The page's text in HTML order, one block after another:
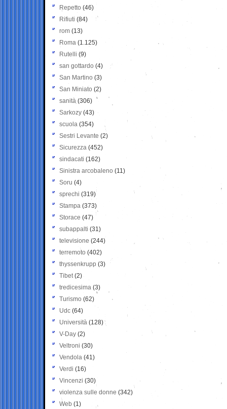
Repetto (46)
Rifiuti (84)
rom (13)
Roma (1.125)
Rutelli (9)
san gottardo (4)
San Martino (3)
San Miniato (2)
sanità (306)
Sarkozy (43)
scuola (354)
Sestri Levante (2)
Sicurezza (452)
sindacati (162)
Sinistra arcobaleno (11)
Soru (4)
sprechi (319)
Stampa (373)
Storace (47)
subappalti (31)
televisione(244)
terremoto (402)
thyssenkrupp (3)
Tibet(2)
tredicesima (3)
Turismo (62)
Udc (64)
Università (128)
V-Day (2)
Veltroni (30)
Vendola (41)
Verdi (16)
Vincenzi (30)
violenza sulle donne (342)
Web (1)